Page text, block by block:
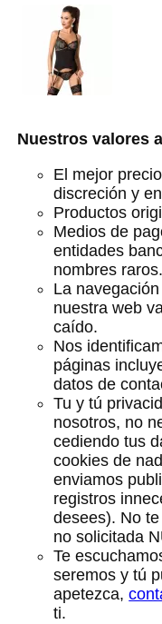
Nuestros valores
El mejor
discreción y
Productos
Medios de
entidades
nombres raros.
La
nuestra web
caído.
Nos
páginas
datos de
Tu y tú
nosotros, no
cediendo tus
cookies de
enviamos
registros
desees). No
no solicitada
Te
seremos y tú
apetezca,
ti.